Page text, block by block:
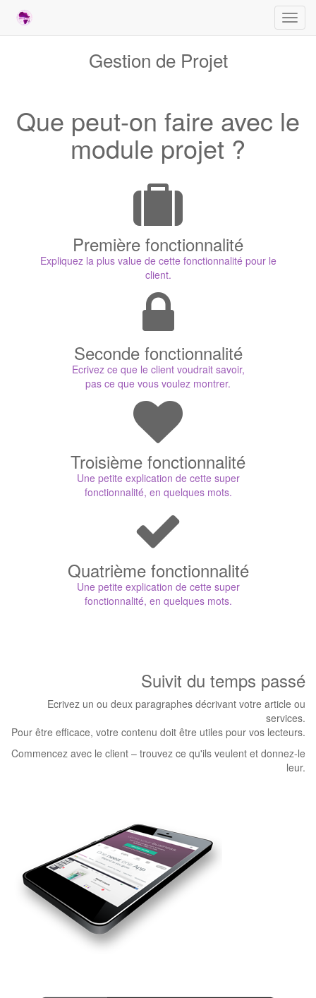
la
Gestion de Projet
Que peut-on faire avec le
module projet ?
Première fonctionnalité
Expliquez la plus value de cette fonctionnalité pour le
client.
Seconde fonctionnalité
Ecrivez ce que le client voudrait savoir,
pas ce que vous voulez montrer.
Troisième fonctionnalité
Une petite explication de cette super
fonctionnalité, en quelques mots.
Quatrième fonctionnalité
Une petite explication de cette super
fonctionnalité, en quelques mots.
Suivit du temps passé
Ecrivez un ou deux paragraphes décrivant votre article ou
services.
Pour être efficace, votre contenu doit être utiles pour vos lecteurs.
Commencez avec le client – trouvez ce qu'ils veulent et donnez-le
leur.